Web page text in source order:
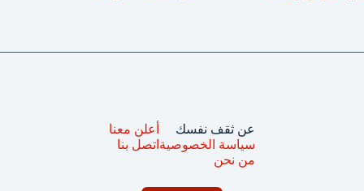
عن ثقف نفسك
سياسة الخصوصية
من نحن
أعلن معنا
اتصل بنا